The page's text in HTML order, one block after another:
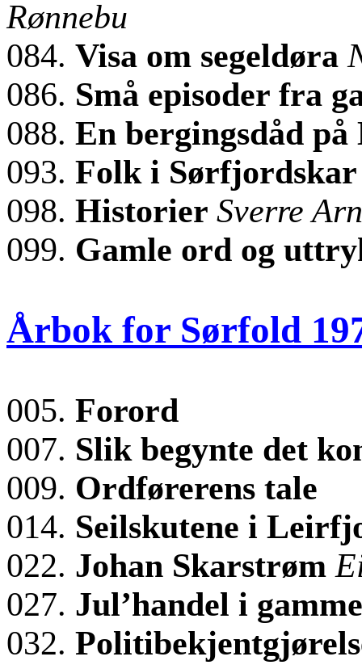
Rønnebu
084. Visa om segeldøra
086. Små episoder fra
088. En bergingsdåd
093. Folk i
098. Historier Sverre
099. Gamle ord og
Årbok for Sørfold
005. Forord
007. Slik begynte det
009. Ordførerens tale
014. Seilskutene i
022. Johan Skarstrøm
027. Jul’handel i
032.